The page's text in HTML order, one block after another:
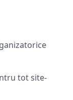
tot site-